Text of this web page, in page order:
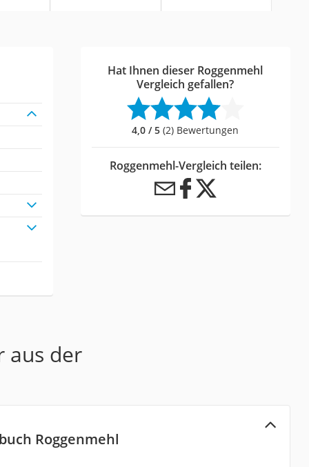
Hat Ihnen dieser Roggenmehl
Vergleich gefallen?
4,0 / 5 (2) Bewertungen
Roggenmehl-Vergleich teilen:
aus der
Roggenmehl